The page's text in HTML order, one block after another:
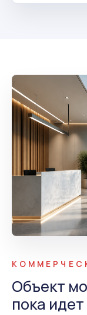
Объект
пока